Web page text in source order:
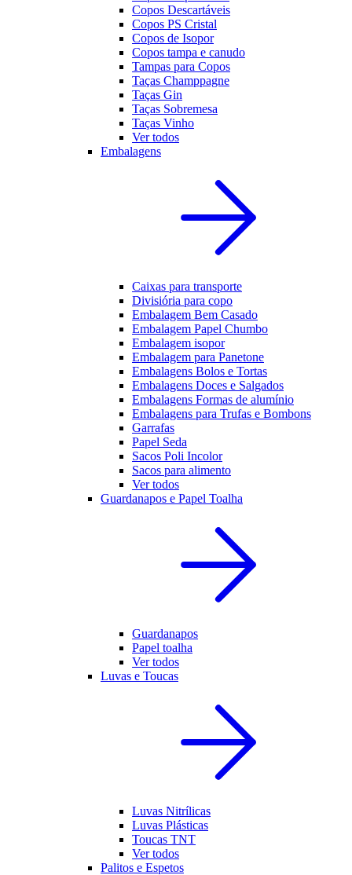
Copos Descartáveis
Copos PS Cristal
Copos de Isopor
Copos tampa e canudo
Tampas para Copos
Taças Champpagne
Taças Gin
Taças Sobremesa
Taças Vinho
Ver todos
Embalagens
Caixas para transporte
Divisiória para copo
Embalagem Bem Casado
Embalagem Papel Chumbo
Embalagem isopor
Embalagem para Panetone
Embalagens Bolos e Tortas
Embalagens Doces e Salgados
Embalagens Formas de alumínio
Embalagens para Trufas e Bombons
Garrafas
Papel Seda
Sacos Poli Incolor
Sacos para alimento
Ver todos
Guardanapos e Papel Toalha
Guardanapos
Papel toalha
Ver todos
Luvas e Toucas
Luvas Nitrílicas
Luvas Plásticas
Toucas TNT
Ver todos
Palitos e Espetos